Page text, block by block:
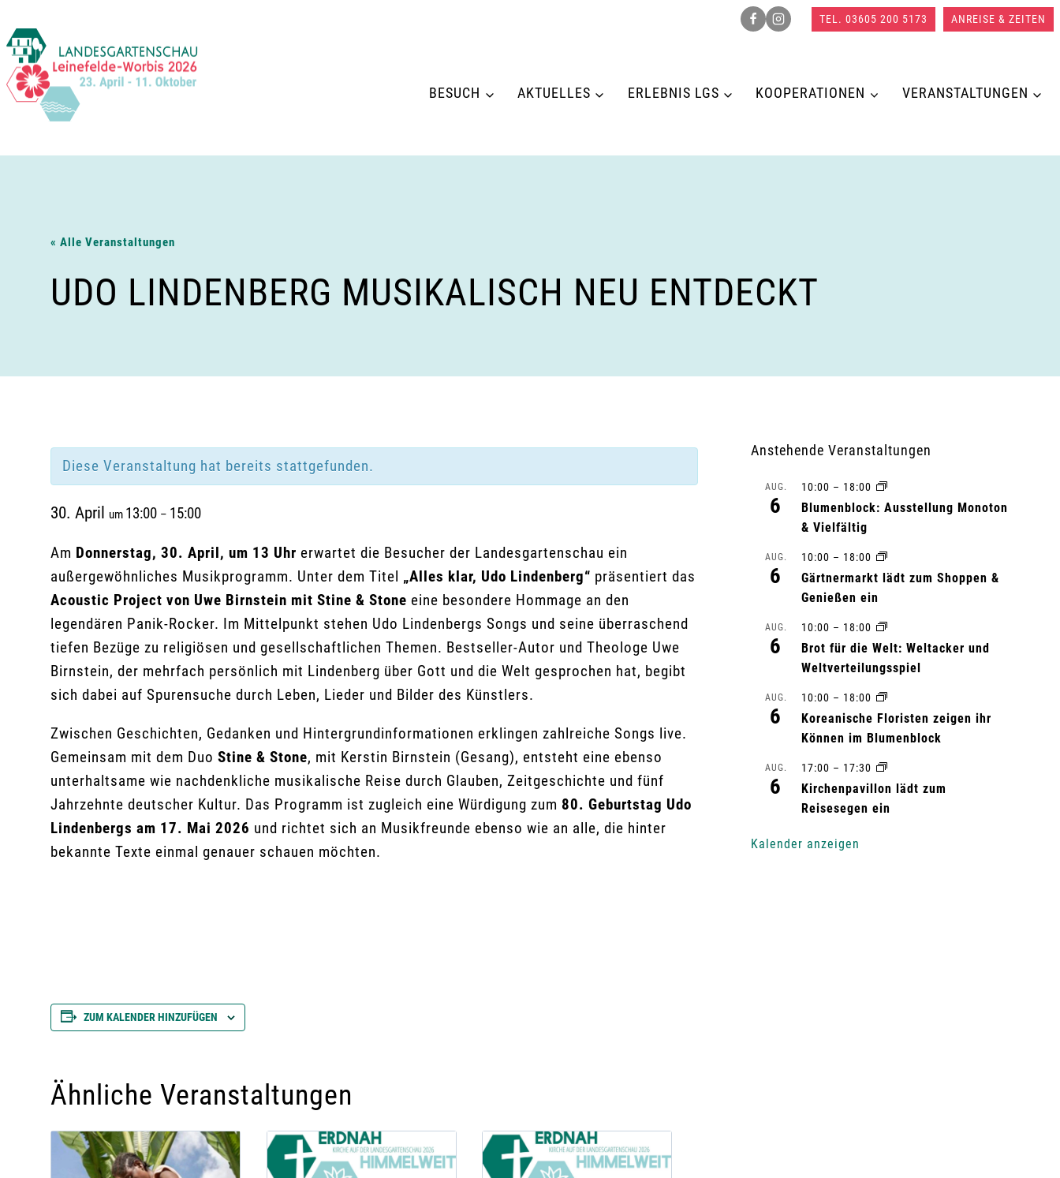
Inhalt
springen
TEL. 03605 200 5173 ANREISE & ZEITEN
BESUCH AKTUELLES ERLEBNIS LGS KOOPERATIONEN VERANSTALTUNGEN
« Alle Veranstaltungen
UDO LINDENBERG MUSIKALISCH NEU ENTDECKT
Diese Veranstaltung hat bereits stattgefunden.
30. April um 13:00 – 15:00
Am Donnerstag, 30. April, um 13 Uhr erwartet die Besucher der Landesgartenschau ein
außergewöhnliches Musikprogramm. Unter dem Titel „Alles klar, Udo Lindenberg“ präsentiert das
Acoustic Project von Uwe Birnstein mit Stine & Stone eine besondere Hommage an den
legendären Panik-Rocker. Im Mittelpunkt stehen Udo Lindenbergs Songs und seine überraschend
tiefen Bezüge zu religiösen und gesellschaftlichen Themen. Bestseller-Autor und Theologe Uwe
Birnstein, der mehrfach persönlich mit Lindenberg über Gott und die Welt gesprochen hat, begibt
sich dabei auf Spurensuche durch Leben, Lieder und Bilder des Künstlers.
Zwischen Geschichten, Gedanken und Hintergrundinformationen erklingen zahlreiche Songs live.
Gemeinsam mit dem Duo Stine & Stone, mit Kerstin Birnstein (Gesang), entsteht eine ebenso
unterhaltsame wie nachdenkliche musikalische Reise durch Glauben, Zeitgeschichte und fünf
Jahrzehnte deutscher Kultur. Das Programm ist zugleich eine Würdigung zum 80. Geburtstag Udo
Lindenbergs am 17. Mai 2026 und richtet sich an Musikfreunde ebenso wie an alle, die hinter
bekannte Texte einmal genauer schauen möchten.
ZUM KALENDER HINZUFÜGEN
Ähnliche Veranstaltungen
Anstehende Veranstaltungen
AUG.
6
10:00 – 18:00
Blumenblock: Ausstellung Monoton
& Vielfältig
AUG.
6
10:00 – 18:00
Gärtnermarkt lädt zum Shoppen &
Genießen ein
AUG.
6
10:00 – 18:00
Brot für die Welt: Weltacker und
Weltverteilungsspiel
AUG.
6
10:00 – 18:00
Koreanische Floristen zeigen ihr
Können im Blumenblock
AUG.
6
17:00 – 17:30
Kirchenpavillon lädt zum
Reisesegen ein
Kalender anzeigen